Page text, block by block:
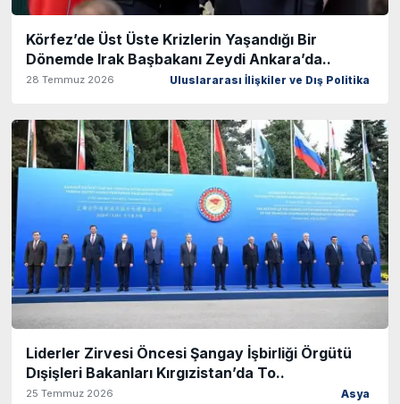
Körfez’de Üst Üste Krizlerin Yaşandığı Bir
Dönemde Irak Başbakanı Zeydi Ankara’da..
28 Temmuz 2026 Uluslararası İlişkiler ve Dış Politika
Liderler Zirvesi Öncesi Şangay İşbirliği Örgütü
Dışişleri Bakanları Kırgızistan’da To..
25 Temmuz 2026 Asya